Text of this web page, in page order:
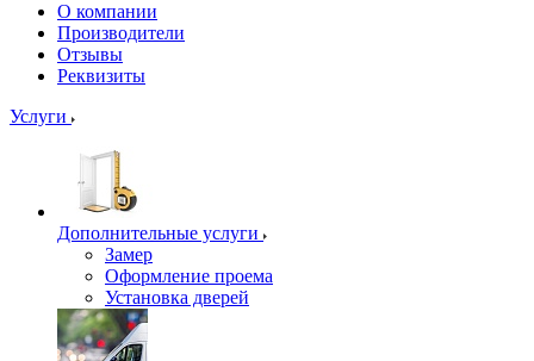
О компании
Производители
Отзывы
Реквизиты
Услуги
Дополнительные услуги
Замер
Оформление проема
Установка дверей